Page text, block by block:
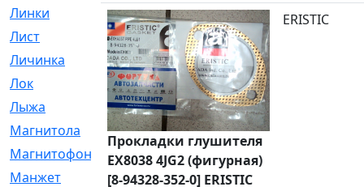
Линки
[913]
Лист
[144]
Личинка
[3]
Лок
[1]
Лыжа
[23]
Магнитола
[11]
Магнитофон
[1]
Манжет
[194]
Прокладки глушителя
EX8038 4JG2 (фигурная)
[8-94328-352-0] ERISTIC
ERISTIC